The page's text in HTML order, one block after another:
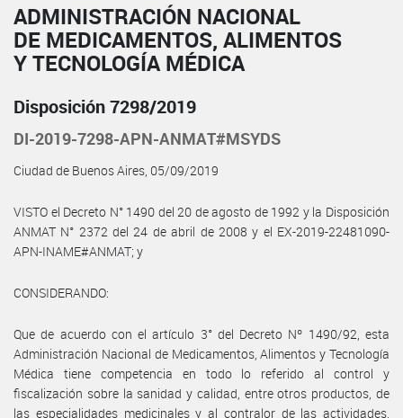
ADMINISTRACIÓN NACIONAL
DE MEDICAMENTOS, ALIMENTOS
Y TECNOLOGÍA MÉDICA
Disposición 7298/2019
DI-2019-7298-APN-ANMAT#MSYDS
Ciudad de Buenos Aires, 05/09/2019
VISTO el Decreto N° 1490 del 20 de agosto de 1992 y la Disposición
ANMAT N° 2372 del 24 de abril de 2008 y el EX-2019-22481090-
APN-INAME#ANMAT; y
CONSIDERANDO:
Que de acuerdo con el artículo 3° del Decreto Nº 1490/92, esta
Administración Nacional de Medicamentos, Alimentos y Tecnología
Médica tiene competencia en todo lo referido al control y
fiscalización sobre la sanidad y calidad, entre otros productos, de
las especialidades medicinales y al contralor de las actividades,